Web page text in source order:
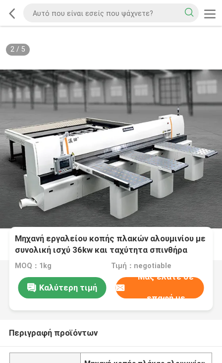
2/ 5
Μηχανή εργαλείου κοπής πλακών αλουμινίου με
συνολική ισχύ 36kw και ταχύτητα σπινθήρα
3950 R.p.m. Για το κόψιμο μεγάλων υλικών
MOQ：1kg Τιμή：negotiable
Καλύτερη τιμή
Μας ελάτε σε
επαφή με
Περιγραφή προϊόντων